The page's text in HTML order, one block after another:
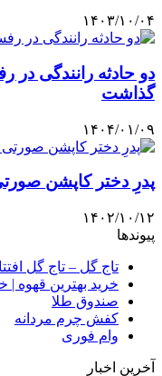
۱۴۰۳/۱۰/۰۴
گذاشت
۱۴۰۴/۰۱/۰۹
پدرِ دختر کاپشن
۱۴۰۲/۱۰/۱۲
پیوندها
تاج گل – تاج گل
خرید بهترین قهوه |
صندوق طلا
کفش چرم مردانه
وام فوری
آخرین اخبار